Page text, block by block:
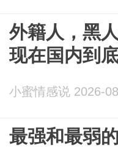
外籍人，黑
现在国内到
小蜜情感说 2026-
最强和最弱